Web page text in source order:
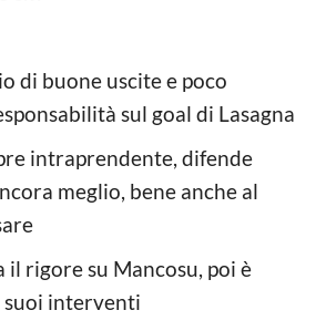
di buone uscite e poco
sul goal di Lasagna
intraprendente, difende
meglio, bene anche al
il rigore su Mancosu, poi è
suoi interventi